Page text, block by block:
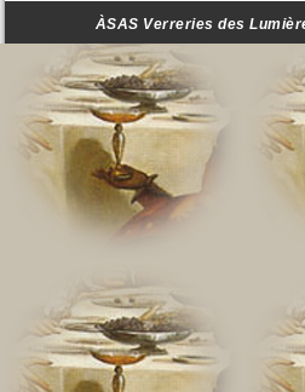
ÀSAS Verreries des